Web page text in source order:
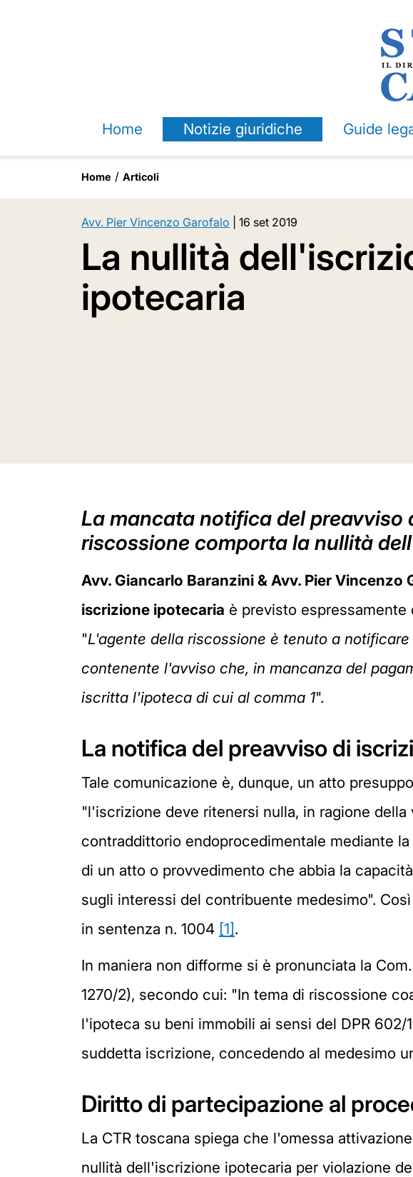
Home Notizie giuridiche Guide
Home Articoli
Avv. Pier Vincenzo Garofalo 16 set 2019
La nullità
ipotecaria
La mancata notifica del
riscossione comporta la nullità
Avv. Giancarlo Baranzini & Avv. Pier Vincenzo
iscrizione ipotecaria è previsto espressamente
"L'agente della riscossione è tenuto a
contenente l'avviso che, in mancanza del
iscritta l'ipoteca di cui al comma 1".
La notifica del preavviso di
Tale comunicazione è, dunque, un atto
"l'iscrizione deve ritenersi nulla, in ragione
contraddittorio endoprocedimentale mediante
di un atto o provvedimento che abbia la
sugli interessi del contribuente medesimo".
in sentenza n. 1004 [1].
In maniera non difforme si è pronunciata la
1270/2), secondo cui: "In tema di riscossione
l'ipoteca su beni immobili ai sensi del DPR
suddetta iscrizione, concedendo al medesimo
Diritto di partecipazione al
La CTR toscana spiega che l'omessa
nullità dell'iscrizione ipotecaria per violazione